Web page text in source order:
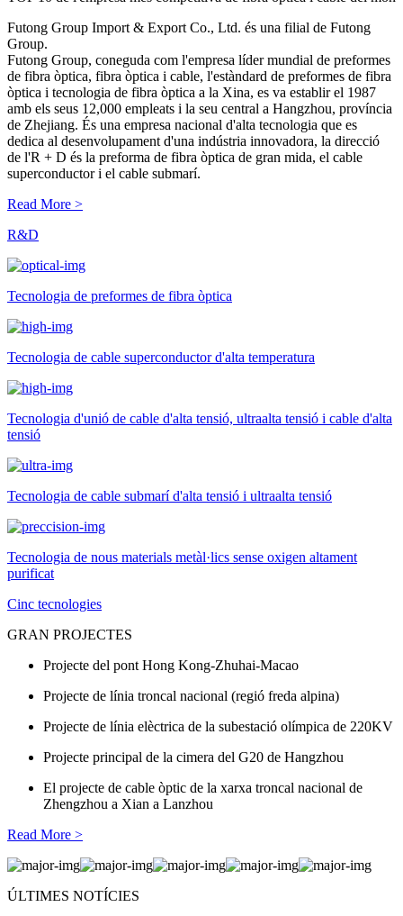
Futong Group Import & Export Co., Ltd. és una filial de Futong
Group.
Futong Group, coneguda com l'empresa líder mundial de preformes
de fibra òptica, fibra òptica i cable, l'estàndard de preformes de fibra
òptica i tecnologia de fibra òptica a la Xina, es va establir el 1987
amb els seus 12,000 empleats i la seu central a Hangzhou, província
de Zhejiang. És una empresa nacional d'alta tecnologia que es
dedica al desenvolupament d'una indústria innovadora, la direcció
de l'R + D és la preforma de fibra òptica de gran mida, el cable
superconductor i el cable submarí.
Read More >
R&D
Tecnologia de preformes de fibra òptica
Tecnologia de cable superconductor d'alta temperatura
Tecnologia d'unió de cable d'alta tensió, ultraalta tensió i cable d'alta
tensió
Tecnologia de cable submarí d'alta tensió i ultraalta tensió
Tecnologia de nous materials metàl·lics sense oxigen altament
purificat
Cinc tecnologies
GRAN PROJECTES
Projecte del pont Hong Kong-Zhuhai-Macao
Projecte de línia troncal nacional (regió freda alpina)
Projecte de línia elèctrica de la subestació olímpica de 220KV
Projecte principal de la cimera del G20 de Hangzhou
El projecte de cable òptic de la xarxa troncal nacional de
Zhengzhou a Xian a Lanzhou
Read More >
ÚLTIMES NOTÍCIES